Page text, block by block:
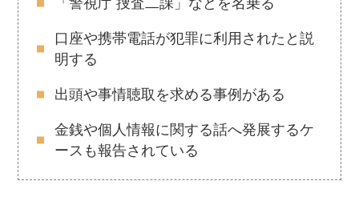
「警視庁 捜査二課」などを名乗る
口座や携帯電話が犯罪に利用されたと説
明する
出頭や事情聴取を求める事例がある
金銭や個人情報に関する話へ発展するケ
ースも報告されている